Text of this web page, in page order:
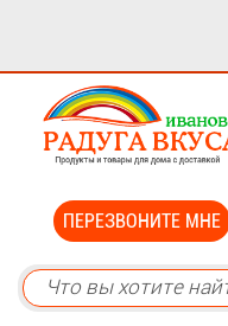
ПЕРЕЗВОНИТЕ МНЕ